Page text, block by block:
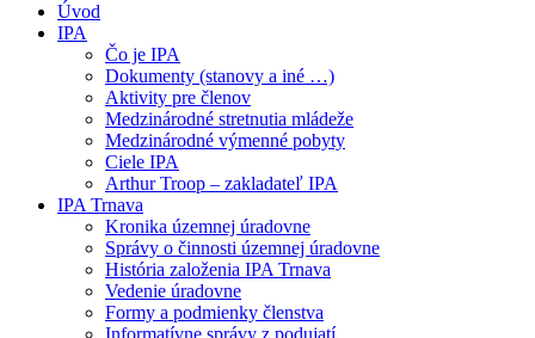
Úvod
IPA
Čo je IPA
Dokumenty (stanovy a iné …)
Aktivity pre členov
Medzinárodné stretnutia mládeže
Medzinárodné výmenné pobyty
Ciele IPA
Arthur Troop – zakladateľ IPA
IPA Trnava
Kronika územnej úradovne
Správy o činnosti územnej úradovne
História založenia IPA Trnava
Vedenie úradovne
Formy a podmienky členstva
Informatívne správy z podujatí